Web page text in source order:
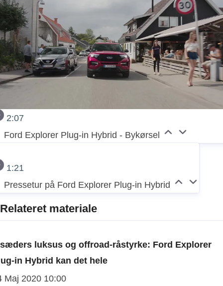
2:07
Ford Explorer Plug-in Hybrid - Bykørsel
1:21
Pressetur på Ford Explorer Plug-in Hybrid
Relateret materiale
luksus og offroad-råstyrke: Ford Explorer
in Hybrid kan det hele
Maj 2020 10:00